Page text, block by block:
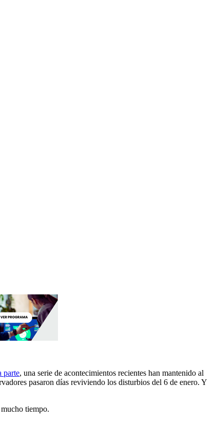
parte, una serie de acontecimientos recientes han mantenido al
pasaron días reviviendo los disturbios del 6 de enero. Y
tiempo.